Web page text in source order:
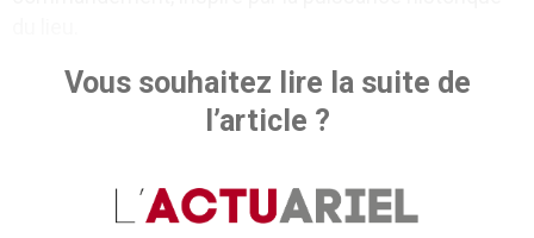
Vous souhaitez lire la suite de
l’article ?